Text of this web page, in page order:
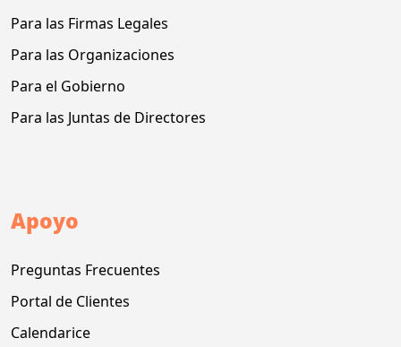
Para las Firmas Legales
Para las Organizaciones
Para el Gobierno
Para las Juntas de Directores
Apoyo
Preguntas Frecuentes
Portal de Clientes
Calendarice